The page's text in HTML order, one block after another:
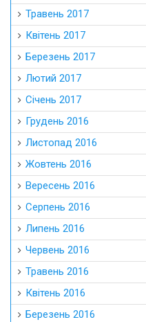
Травень 2017
Квітень 2017
Березень 2017
Лютий 2017
Січень 2017
Грудень 2016
Листопад 2016
Жовтень 2016
Вересень 2016
Серпень 2016
Липень 2016
Червень 2016
Травень 2016
Квітень 2016
Березень 2016